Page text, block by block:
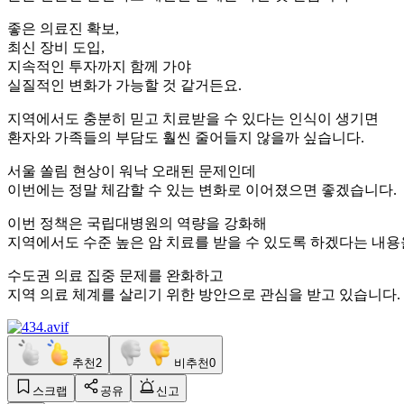
좋은 의료진 확보,
최신 장비 도입,
지속적인 투자까지 함께 가야
실질적인 변화가 가능할 것 같거든요.
지역에서도 충분히 믿고 치료받을 수 있다는 인식이 생기면
환자와 가족들의 부담도 훨씬 줄어들지 않을까 싶습니다.
서울 쏠림 현상이 워낙 오래된 문제인데
이번에는 정말 체감할 수 있는 변화로 이어졌으면 좋겠습니다.
이번 정책은 국립대병원의 역량을 강화해
지역에서도 수준 높은 암 치료를 받을 수 있도록 하겠다는 내
수도권 의료 집중 문제를 완화하고
지역 의료 체계를 살리기 위한 방안으로 관심을 받고 있습니다.
추천 2 비추천0
스크랩 공유
신고